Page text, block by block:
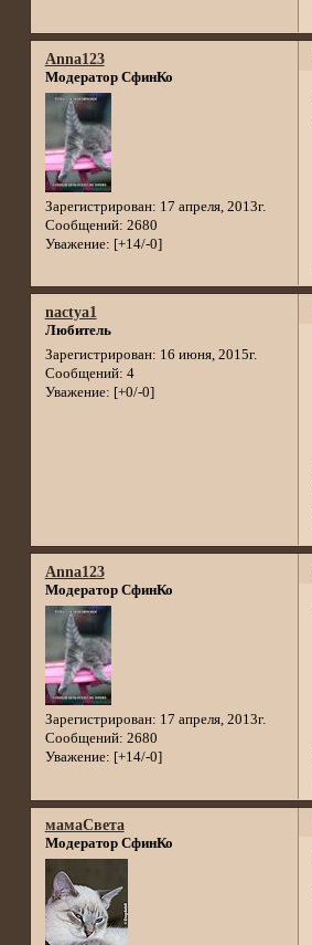
Anna123
Модератор СфинКо
Зарегистрирован: 17 апреля, 2013г.
Сообщений: 2680
Уважение: [+14/-0]
nactya1
Любитель
Зарегистрирован: 16 июня, 2015г.
Сообщений: 4
Уважение: [+0/-0]
Anna123
Модератор СфинКо
Зарегистрирован: 17 апреля, 2013г.
Сообщений: 2680
Уважение: [+14/-0]
мамаСвета
Модератор СфинКо